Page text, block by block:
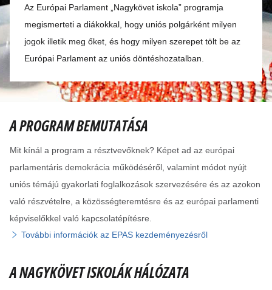
Az Európai Parlament „Nagykövet iskola” programja
megismerteti a diákokkal, hogy uniós polgárként milyen
jogok illetik meg őket, és hogy milyen szerepet tölt be az
Európai Parlament az uniós döntéshozatalban.
A PROGRAM BEMUTATÁSA
Mit kínál a program a résztvevőknek? Képet ad az európai
parlamentáris demokrácia működéséről, valamint módot nyújt
uniós témájú gyakorlati foglalkozások szervezésére és az azokon
való részvételre, a közösségteremtésre és az európai parlamenti
képviselőkkel való kapcsolatépítésre.
További információk az EPAS kezdeményezésről
A NAGYKÖVET ISKOLÁK HÁLÓZATA